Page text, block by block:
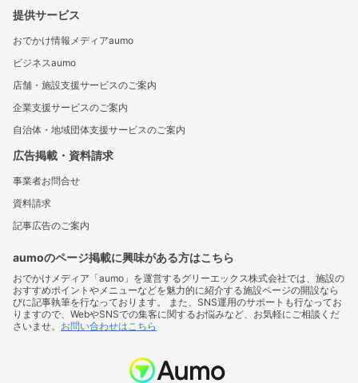
提供サービス
おでかけ情報メディアaumo
ビジネスaumo
店舗・施設支援サービスのご案内
企業支援サービスのご案内
自治体・地域団体支援サービスのご案内
広告掲載・資料請求
事業者お問合せ
資料請求
記事広告のご案内
aumoのページ掲載に興味がある方はこちら
おでかけメディア「aumo」を運営するグリーエックス株式会社では、施設の
おすすめポイントやメニューなどを魅力的に紹介する施設ページの開設なら
びに記事執筆を行なっております。 また、SNS運用のサポートも行なってお
りますので、WebやSNSでの集客に関するお悩みなど、お気軽にご相談くだ
さいませ。 お問い合わせはこちら